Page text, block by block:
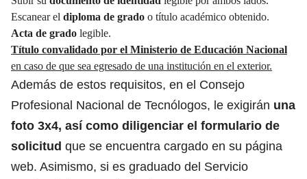
Escanear el diploma de grado o título académico obtenido.
Acta de grado legible.
Título convalidado por el Ministerio de Educación Nacional
en caso de que sea egresado de una institución en el exterior.
Además de estos requisitos, en el Consejo
Profesional Nacional de Tecnólogos, le exigirán una
foto 3x4, así como diligenciar el formulario de
solicitud que se encuentra cargado en su página
web. Asimismo, si es graduado del Servicio